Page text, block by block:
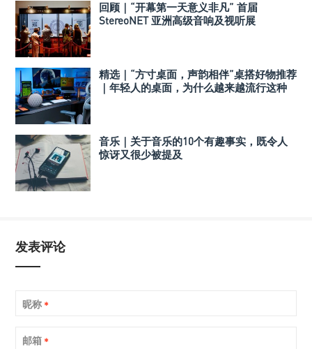
回顾｜“开幕第一天意义非凡” 首届
StereoNET 亚洲高级音响及视听展
精选｜“方寸桌面，声韵相伴”桌搭好物推荐
｜年轻人的桌面，为什么越来越流行这种
音乐｜关于音乐的10个有趣事实，既令人
惊讶又很少被提及
发表评论
昵称 *
邮箱 *